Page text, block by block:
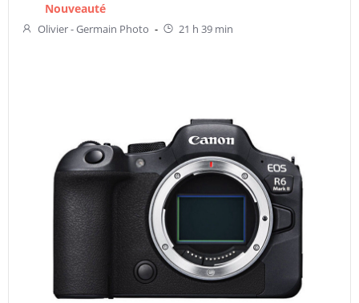
Nouveauté
Olivier - Germain Photo - 21 h 39 min